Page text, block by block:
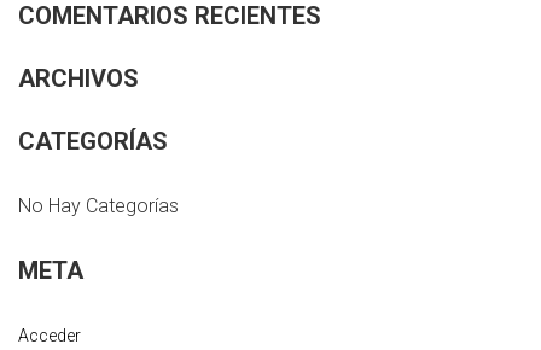
COMENTARIOS RECIENTES
ARCHIVOS
CATEGORÍAS
No Hay Categorías
META
Acceder